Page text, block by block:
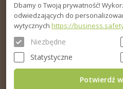
PORADNIK
Dbamy o Twoją prywatność!
odwiedzających do
wytycznych https://
Niezbędne
Statystyczne
Potwierdź